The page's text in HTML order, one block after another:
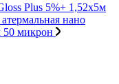
Plus 5%+ 1,52x5м
нано
50 микрон